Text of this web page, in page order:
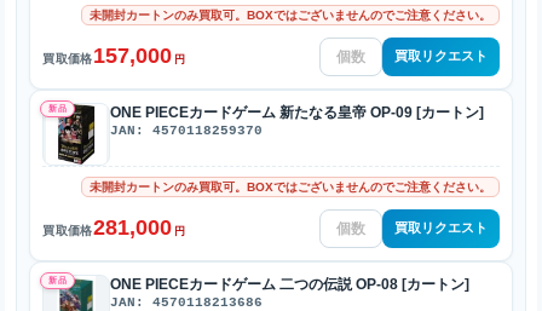
未開封カートンのみ買取可。BOXではございませんのでご注意ください。
買取価格157,000 円 買取リクエスト
新品 ONE PIECEカードゲーム 新たなる皇帝 OP-09 [カートン]
JAN: 4570118259370
未開封カートンのみ買取可。BOXではございませんのでご注意ください。
買取価格281,000 円 買取リクエスト
新品 ONE PIECEカードゲーム 二つの伝説 OP-08 [カートン]
JAN: 4570118213686